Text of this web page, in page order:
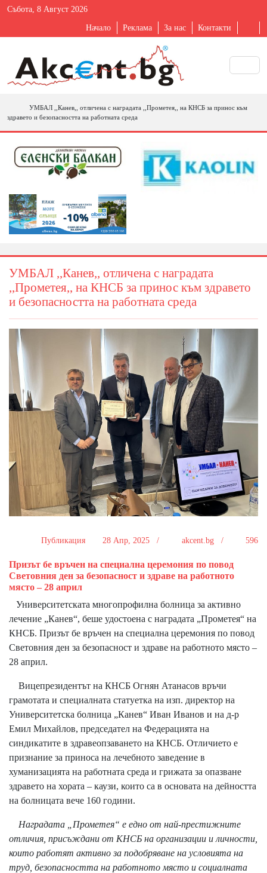
Събота, 8 Август 2026
Начало Реклама За нас Контакти
УМБАЛ ,,Канев,, отличена с наградата ,,Прометея,, на КНСБ за принос към
здравето и безопасността на работната среда
УМБАЛ ,,Канев,, отличена с наградата
,,Прометея,, на КНСБ за принос към здравето
и безопасността на работната среда
Публикация 28 Апр, 2025 / akcent.bg / 596
Призът бе връчен на специална церемония по повод
Световния ден за безопасност и здраве на работното
място – 28 април
Университетската многопрофилна болница за активно
лечение „Канев“, беше удостоена с наградата „Прометея“ на
КНСБ. Призът бе връчен на специална церемония по повод
Световния ден за безопасност и здраве на работното място –
28 април.
Вицепрезидентът на КНСБ Огнян Атанасов връчи
грамотата и специалната статуетка на изп. директор на
Университетска болница „Канев“ Иван Иванов и на д-р
Емил Михайлов, председател на Федерацията на
синдикатите в здравеопзаването на КНСБ. Отличието е
признание за приноса на лечебното заведение в
хуманизацията на работната среда и грижата за опазване
здравето на хората – каузи, които са в основата на дейността
на болницата вече 160 години.
Наградата „Прометея“ е едно от най-престижните
отличия, присъждани от КНСБ на организации и личности,
които работят активно за подобряване на условията на
труд, безопасността на работното място и социалната